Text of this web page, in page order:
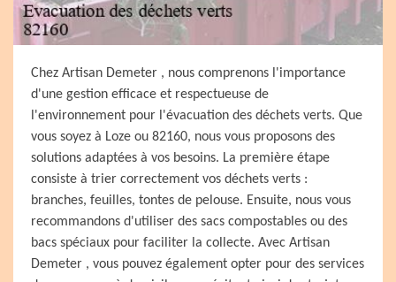
Chez Artisan Demeter , nous comprenons l'importance
d'une gestion efficace et respectueuse de
l'environnement pour l'évacuation des déchets verts. Que
vous soyez à Loze ou 82160, nous vous proposons des
solutions adaptées à vos besoins. La première étape
consiste à trier correctement vos déchets verts :
branches, feuilles, tontes de pelouse. Ensuite, nous vous
recommandons d'utiliser des sacs compostables ou des
bacs spéciaux pour faciliter la collecte. Avec Artisan
Demeter , vous pouvez également opter pour des services